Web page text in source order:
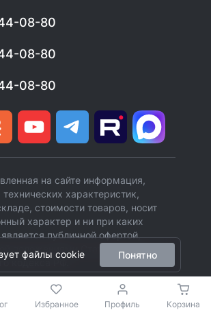
Избранное Профиль Корзина
файлы cookie Понятно
08-80
08-80
08-80
на сайте информация,
характеристик,
стоимости товаров, носит
характер и ни при каких
публичной офертой,
положениями Статьи 437 (2)
кодекса РФ.